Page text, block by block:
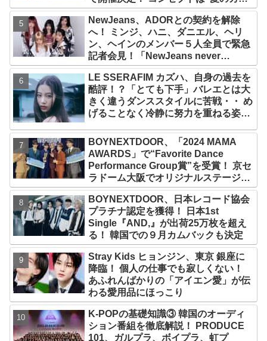
ラ”！？ 14日には新アルバム
『AMORTAGE』もリリース
NewJeans、ADORとの契約を解除
へ！ ミンジ、ハニ、ダニエル、ヘリ
ン、ヘインのメンバー５人全員で緊急
記者会見！「NewJeans never
dies!」と微笑みの宣言！ ADOR側、
2029年まで契約有効と主張
LE SSERAFIM カズハ、自身の過去を
酷評！？「とても下手」バレエとは大
きく違うダンススタイルに苦戦・・ め
げることなく冷静に努力を重ねる姿に
BOYNEXTDOOR、「2024 MAMA
AWARDS」で“Favorite Dance
Performance Group賞”を受賞！ 京セ
ラドーム大阪でオリジナルステージパ
フォーマンス披露！ 卒業パーティーを
コンセプトにスーツで魅了【動画あ
り】
BOYNEXTDOOR、日本レコード協会
プラチナ認定を獲得！ 日本1st
Single『AND,』が出荷25万枚を超え
る！ 韓国での９月カムバックも決定
Stray Kids ヒョンジン、東京 銀座に
降臨！ 個人の仕事でも寂しくない！
あふれんばかりの「アイエン愛」が伝
わる愛用品にほっこり
K-POPの基礎知識③ 韓国のオーディ
ション番組を徹底解説！ PRODUCE
101、ガルプラ、ボイプラ、虹プ